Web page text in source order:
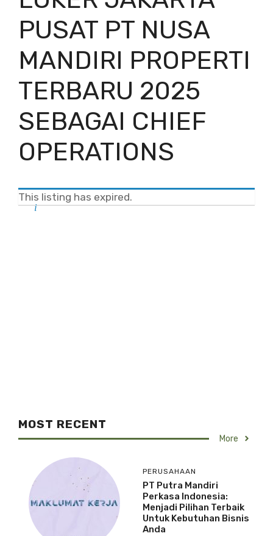
PUSAT PT NUSA
MANDIRI PROPERTI
TERBARU 2025
SEBAGAI CHIEF
OPERATIONS
This listing has expired.
MOST RECENT
More
PERUSAHAAN
PT Putra Mandiri
Perkasa Indonesia:
Menjadi Pilihan Terbaik
Untuk Kebutuhan Bisnis
Anda